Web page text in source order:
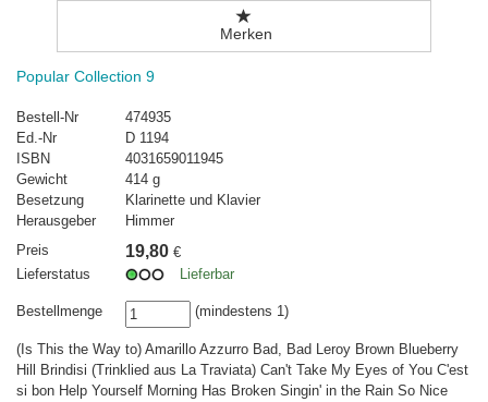
Merken
Popular Collection 9
Bestell-Nr
474935
Ed.-Nr
D 1194
ISBN
4031659011945
Gewicht
414 g
Besetzung
Klarinette und Klavier
Herausgeber
Himmer
Preis
19,80 €
Lieferstatus
Lieferbar
Bestellmenge (mindestens 1)
(Is This the Way to) Amarillo Azzurro Bad, Bad Leroy Brown Blueberry
Hill Brindisi (Trinklied aus La Traviata) Can't Take My Eyes of You C'est
si bon Help Yourself Morning Has Broken Singin' in the Rain So Nice